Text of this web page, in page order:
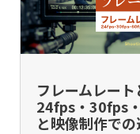
フレームレート
24fps・30fps
と映像制作で